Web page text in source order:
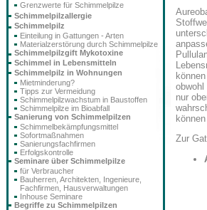
nur
Zur
Grenzwerte für Schimmelpilze
Schimmelpilzallergie
Schimmelpilz
Einteilung in Gattungen - Arten
Materialzerstörung durch Schimmelpilze
Schimmelpilzgift Mykotoxine
Schimmel in Lebensmitteln
Schimmelpilz in Wohnungen
Mietminderung?
Tipps zur Vermeidung
Schimmelpilzwachstum in Baustoffen
Schimmelpilze im Bioabfall
Sanierung von Schimmelpilzen
Schimmelbekämpfungsmittel
Sofortmaßnahmen
Sanierungsfachfirmen
Erfolgskontrolle
Seminare über Schimmelpilze
für Verbraucher
Bauherren, Architekten, Ingenieure,
Fachfirmen, Hausverwaltungen
Inhouse Seminare
Begriffe zu Schimmelpilzen